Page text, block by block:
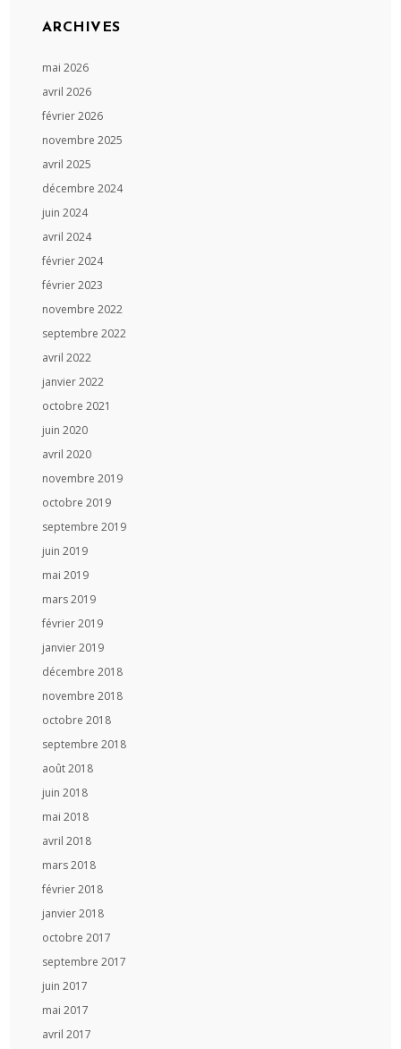
ARCHIVES
mai 2026
avril 2026
février 2026
novembre 2025
avril 2025
décembre 2024
juin 2024
avril 2024
février 2024
février 2023
novembre 2022
septembre 2022
avril 2022
janvier 2022
octobre 2021
juin 2020
avril 2020
novembre 2019
octobre 2019
septembre 2019
juin 2019
mai 2019
mars 2019
février 2019
janvier 2019
décembre 2018
novembre 2018
octobre 2018
septembre 2018
août 2018
juin 2018
mai 2018
avril 2018
mars 2018
février 2018
janvier 2018
octobre 2017
septembre 2017
juin 2017
mai 2017
avril 2017